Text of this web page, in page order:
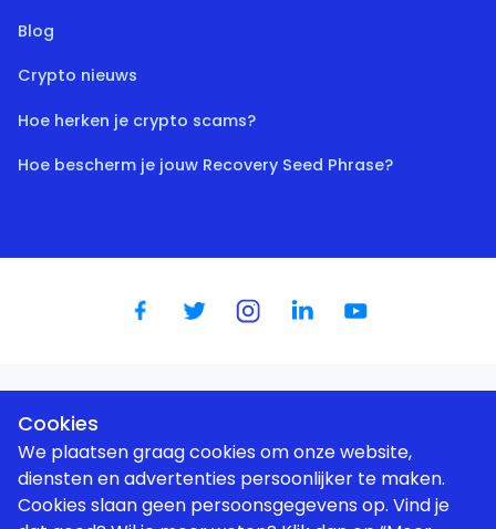
Blog
Crypto nieuws
Hoe herken je crypto scams?
Hoe bescherm je jouw Recovery Seed Phrase?
Dutch|English
Cookies
We plaatsen graag cookies om onze website,
diensten en advertenties persoonlijker te maken.
Cookies slaan geen persoonsgegevens op. Vind je